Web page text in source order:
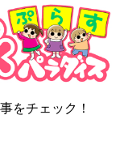
をチェック！